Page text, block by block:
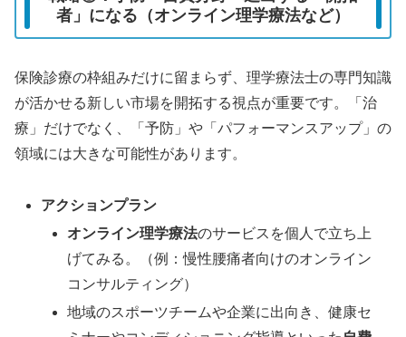
者」になる（オンライン理学療法など）
保険診療の枠組みだけに留まらず、理学療法士の専門知識
が活かせる新しい市場を開拓する視点が重要です。「治
療」だけでなく、「予防」や「パフォーマンスアップ」の
領域には大きな可能性があります。
アクションプラン
オンライン理学療法のサービスを個人で立ち上
げてみる。（例：慢性腰痛者向けのオンライン
コンサルティング）
地域のスポーツチームや企業に出向き、健康セ